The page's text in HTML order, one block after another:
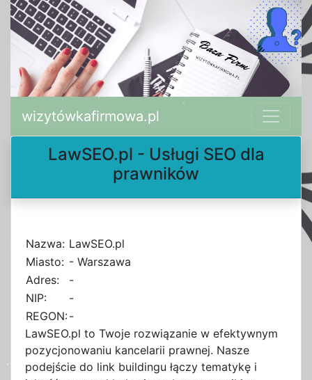
wizytówkafirmowa.pl
LawSEO.pl - Usługi SEO dla
prawników
Nazwa: LawSEO.pl
Miasto: - Warszawa
Adres:
-
NIP:
-
REGON:-
LawSEO.pl to Twoje rozwiązanie w efektywnym
pozycjonowaniu kancelarii prawnej. Nasze
podejście do link buildingu łączy tematykę i